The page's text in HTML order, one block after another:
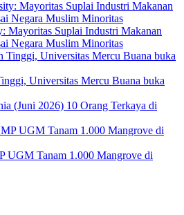
Mayoritas Suplai Industri Makanan
Negara Muslim Minoritas
Universitas Mercu Buana buka
10 Orang Terkaya di
UGM Tanam 1.000 Mangrove di